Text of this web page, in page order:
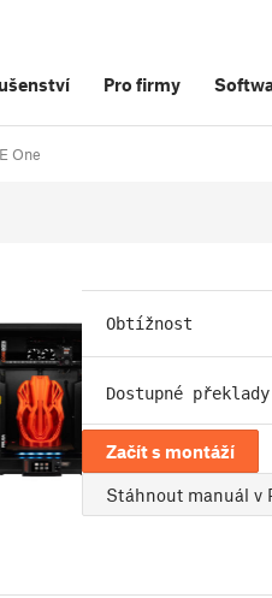
Pro firmy
One
Obtížnost
Dostupné překlady
Začít s montáží
Stáhnout manuál v